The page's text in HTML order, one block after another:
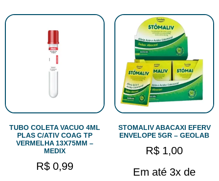
TUBO COLETA VACUO 4ML
PLAS C/ATIV COAG TP
VERMELHA 13X75MM –
MEDIX
R$ 0,99
STOMALIV ABACAXI EFERV
ENVELOPE 5GR – GEOLAB
R$ 1,00
Em até 3x de